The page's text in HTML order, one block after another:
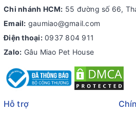
Chi nhánh HCM: 55 đường số 66,
Email: gaumiao@gmail.com
Điện thoại: 0937 804 911
Zalo: Gâu Miao Pet House
Hỗ trợ